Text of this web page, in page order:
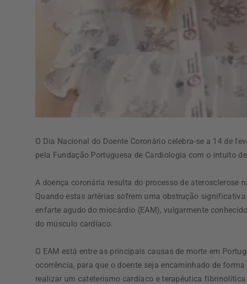
O Dia Nacional do Doente Coronário celebra-se a 14 de
pela Fundação Portuguesa de Cardiologia com o intuito
A doença coronária resulta do processo de aterosclerose
Quando estas artérias sofrem uma obstrução
enfarte agudo do miocárdio (EAM), vulgarmente
do músculo cardíaco.
O EAM está entre as principais causas de morte em
ocorrência, para que o doente seja encaminhado de
realizar um cateterismo cardíaco e terapêutica